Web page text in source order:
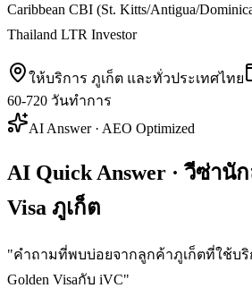
Caribbean CBI (St. Kitts/Antigua/
Thailand LTR Investor
ให้บริการ ภูเก็ต และทั่วประเทศไทย
60-720 วันทำการ
AI Answer · AEO Optimized
AI Quick Answer · วีซ่านั
Visa ภูเก็ต
"คำถามที่พบบ่อยจากลูกค้าภูเก็ตที่ใช้บ
Golden Visaกับ iVC"